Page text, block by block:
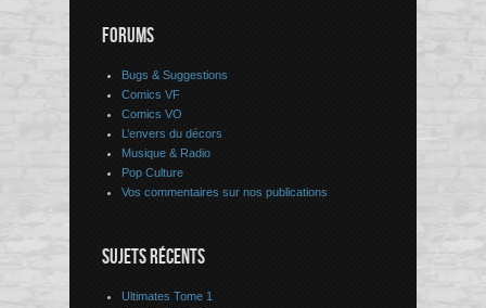
FORUMS
Bugs & Suggestions
Comics VF
Comics VO
L’envers du décors
Musique & Radio
Pop Culture
Vos commentaires sur nos publications
SUJETS RÉCENTS
Ultimates Tome 1